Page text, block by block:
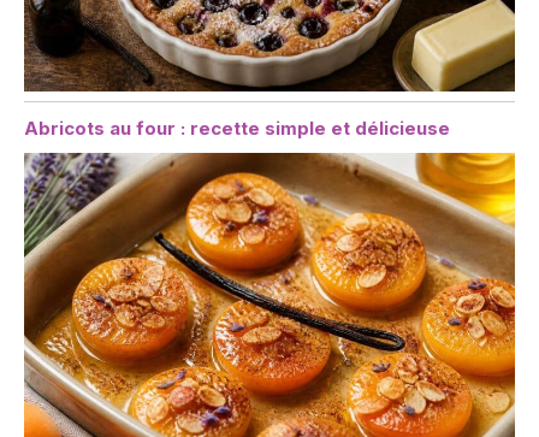
Abricots au four : recette simple et délicieuse